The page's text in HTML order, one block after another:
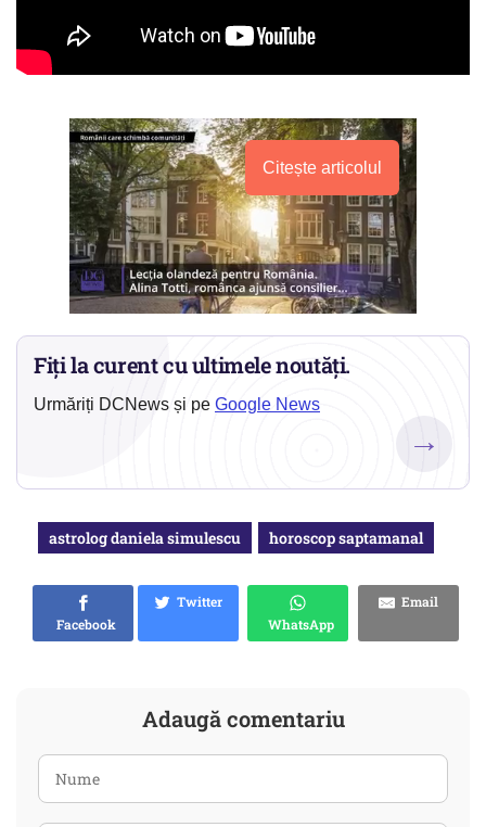
Citește articolul
Fiți la curent cu ultimele noutăți.
Urmăriți DCNews și pe Google News
→
astrolog daniela simulescu horoscop saptamanal
Facebook
Twitter
WhatsApp
Email
Adaugă comentariu